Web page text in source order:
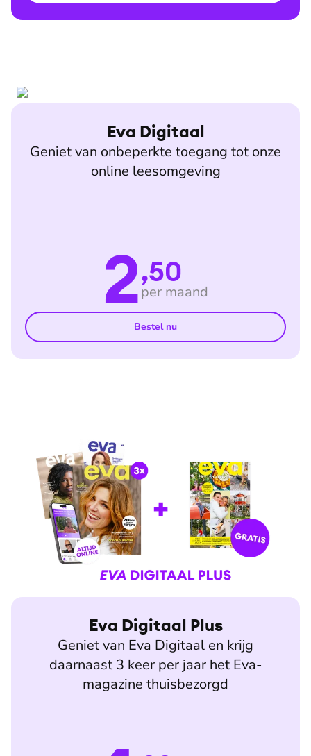
Eva Digitaal
Geniet van onbeperkte toegang tot onze
online leesomgeving
2,50
per maand
Bestel nu
Eva Digitaal Plus
Geniet van Eva Digitaal en krijg
daarnaast 3 keer per jaar het Eva-
magazine thuisbezorgd